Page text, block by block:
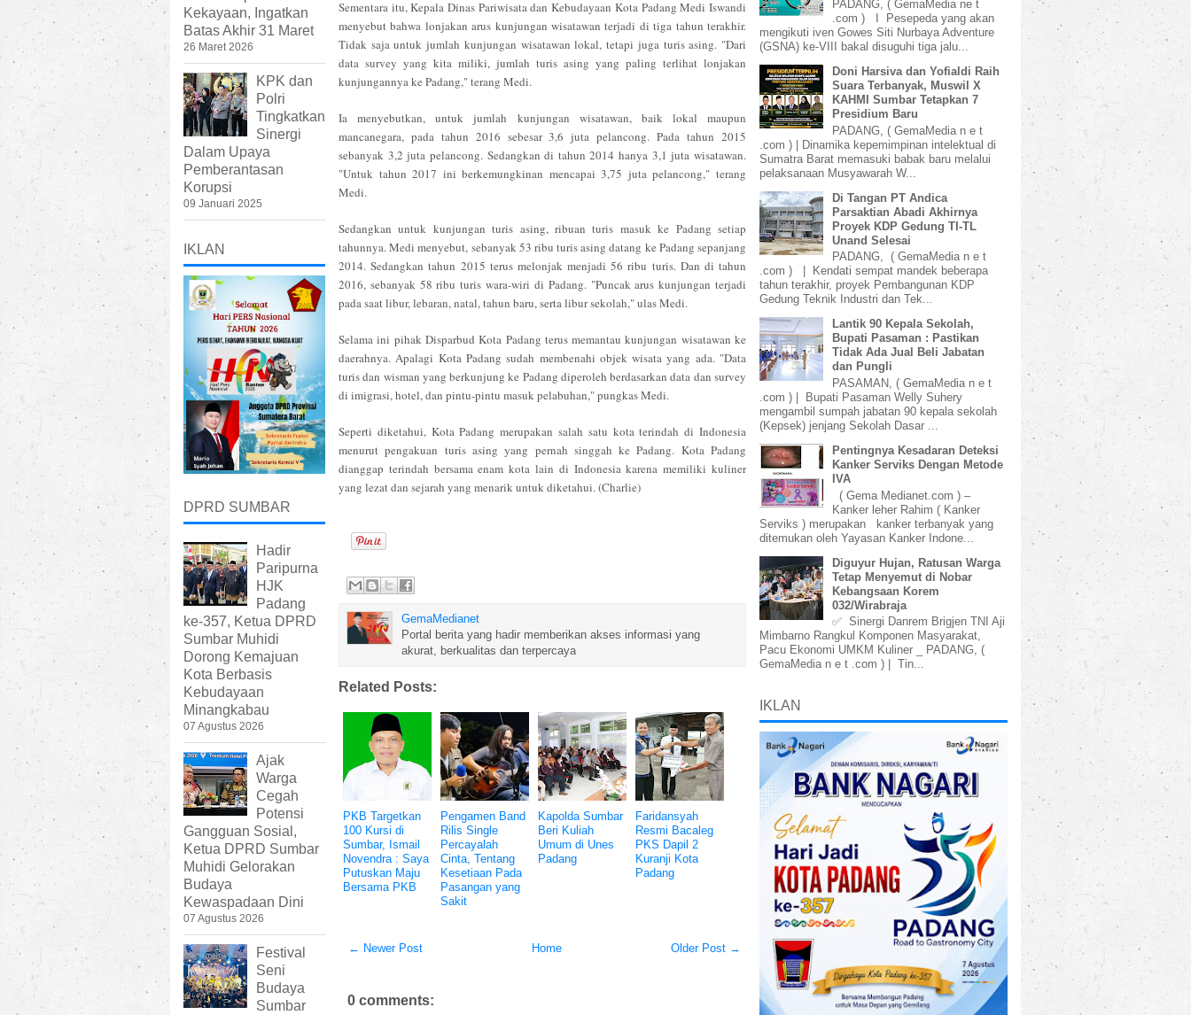
Sementara itu, Kepala Dinas Pariwisata dan Kebudayaan Kota Padang Medi Iswandi
menyebut bahwa lonjakan arus kunjungan wisatawan terjadi di tiga tahun terakhir.
Tidak saja untuk jumlah kunjungan wisatawan lokal, tetapi juga turis asing. "Dari
data survey yang kita miliki, jumlah turis asing yang paling terlihat lonjakan
kunjungannya ke Padang," terang Medi.
Ia menyebutkan, untuk jumlah kunjungan wisatawan, baik lokal maupun
mancanegara, pada tahun 2016 sebesar 3,6 juta pelancong. Pada tahun 2015
sebanyak 3,2 juta pelancong. Sedangkan di tahun 2014 hanya 3,1 juta wisatawan.
"Untuk tahun 2017 ini berkemungkinan mencapai 3,75 juta pelancong," terang
Medi.
Sedangkan untuk kunjungan turis asing, ribuan turis masuk ke Padang setiap
tahunnya. Medi menyebut, sebanyak 53 ribu turis asing datang ke Padang sepanjang
2014. Sedangkan tahun 2015 terus melonjak menjadi 56 ribu turis. Dan di tahun
2016, sebanyak 58 ribu turis wara-wiri di Padang. "Puncak arus kunjungan terjadi
pada saat libur, lebaran, natal, tahun baru, serta libur sekolah," ulas Medi.
Selama ini pihak Disparbud Kota Padang terus memantau kunjungan wisatawan ke
daerahnya. Apalagi Kota Padang sudah membenahi objek wisata yang ada. "Data
turis dan wisman yang berkunjung ke Padang diperoleh berdasarkan data dan survey
di imigrasi, hotel, dan pintu-pintu masuk pelabuhan," pungkas Medi.
Seperti diketahui, Kota Padang merupakan salah satu kota terindah di Indonesia
menurut pengakuan turis asing yang pernah singgah ke Padang. Kota Padang
dianggap terindah bersama enam kota lain di Indonesia karena memiliki kuliner
yang lezat dan sejarah yang menarik untuk diketahui. (Charlie)
GemaMedianet
Portal berita yang hadir memberikan akses informasi yang
akurat, berkualitas dan terpercaya
Related Posts:
PKB Targetkan
100 Kursi di
Sumbar, Ismail
Novendra : Saya
Putuskan Maju
Bersama PKB
Pengamen Band
Rilis Single
Percayalah
Cinta, Tentang
Kesetiaan Pada
Pasangan yang
Sakit
Kapolda Sumbar
Beri Kuliah
Umum di Unes
Padang
Faridansyah
Resmi Bacaleg
PKS Dapil 2
Kuranji Kota
Padang
← Newer Post Older Post →
Home
0 comments:
Kekayaan, Ingatkan
Batas Akhir 31 Maret
26 Maret 2026
KPK dan
Polri
Tingkatkan
Sinergi
Dalam Upaya
Pemberantasan
Korupsi
09 Januari 2025
IKLAN
DPRD SUMBAR
Hadir
Paripurna
HJK
Padang
ke-357, Ketua DPRD
Sumbar Muhidi
Dorong Kemajuan
Kota Berbasis
Kebudayaan
Minangkabau
07 Agustus 2026
Ajak
Warga
Cegah
Potensi
Gangguan Sosial,
Ketua DPRD Sumbar
Muhidi Gelorakan
Budaya
Kewaspadaan Dini
07 Agustus 2026
Festival
Seni
Budaya
Sumbar
PADANG, ( GemaMedia ne t
.com ) I Pesepeda yang akan
mengikuti iven Gowes Siti Nurbaya Adventure
(GSNA) ke-VIII bakal disuguhi tiga jalu...
Doni Harsiva dan Yofialdi Raih
Suara Terbanyak, Muswil X
KAHMI Sumbar Tetapkan 7
Presidium Baru
PADANG, ( GemaMedia n e t
.com ) | Dinamika kepemimpinan intelektual di
Sumatra Barat memasuki babak baru melalui
pelaksanaan Musyawarah W...
Di Tangan PT Andica
Parsaktian Abadi Akhirnya
Proyek KDP Gedung TI-TL
Unand Selesai
PADANG, ( GemaMedia n e t
.com ) | Kendati sempat mandek beberapa
tahun terakhir, proyek Pembangunan KDP
Gedung Teknik Industri dan Tek...
Lantik 90 Kepala Sekolah,
Bupati Pasaman : Pastikan
Tidak Ada Jual Beli Jabatan
dan Pungli
PASAMAN, ( GemaMedia n e t
.com ) | Bupati Pasaman Welly Suhery
mengambil sumpah jabatan 90 kepala sekolah
(Kepsek) jenjang Sekolah Dasar ...
Pentingnya Kesadaran Deteksi
Kanker Serviks Dengan Metode
IVA
( Gema Medianet.com ) –
Kanker leher Rahim ( Kanker
Serviks ) merupakan kanker terbanyak yang
ditemukan oleh Yayasan Kanker Indone...
Diguyur Hujan, Ratusan Warga
Tetap Menyemut di Nobar
Kebangsaan Korem
032/Wirabraja
✅ Sinergi Danrem Brigjen TNI Aji
Mimbarno Rangkul Komponen Masyarakat,
Pacu Ekonomi UMKM Kuliner _ PADANG, (
GemaMedia n e t .com ) | Tin...
IKLAN